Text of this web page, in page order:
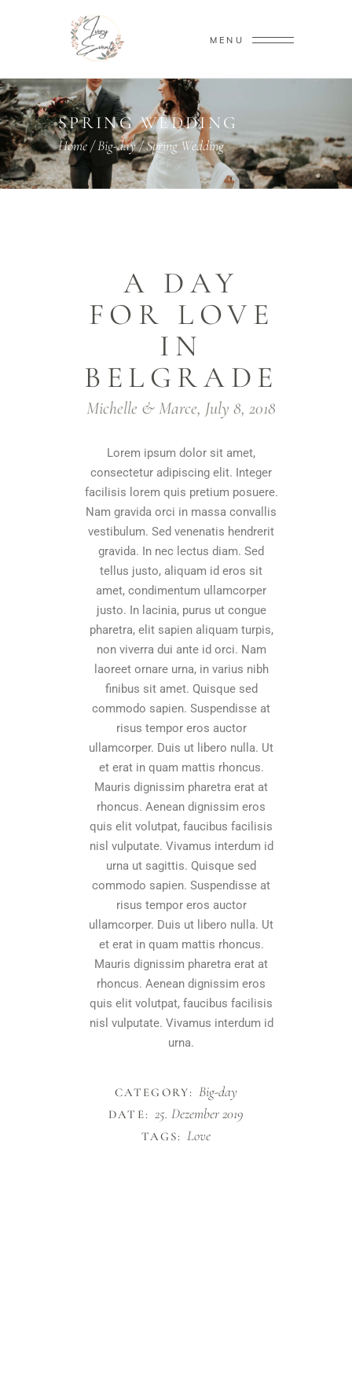
MENU
SPRING WEDDING
Home/Big-day/Spring Wedding
A DAY
FOR LOVE
IN
BELGRADE
Michelle & Marce, July 8, 2018
Lorem ipsum dolor sit amet,
consectetur adipiscing elit. Integer
facilisis lorem quis pretium posuere.
Nam gravida orci in massa convallis
vestibulum. Sed venenatis hendrerit
gravida. In nec lectus diam. Sed
tellus justo, aliquam id eros sit
amet, condimentum ullamcorper
justo. In lacinia, purus ut congue
pharetra, elit sapien aliquam turpis,
non viverra dui ante id orci. Nam
laoreet ornare urna, in varius nibh
finibus sit amet. Quisque sed
commodo sapien. Suspendisse at
risus tempor eros auctor
ullamcorper. Duis ut libero nulla. Ut
et erat in quam mattis rhoncus.
Mauris dignissim pharetra erat at
rhoncus. Aenean dignissim eros
quis elit volutpat, faucibus facilisis
nisl vulputate. Vivamus interdum id
urna ut sagittis. Quisque sed
commodo sapien. Suspendisse at
risus tempor eros auctor
ullamcorper. Duis ut libero nulla. Ut
et erat in quam mattis rhoncus.
Mauris dignissim pharetra erat at
rhoncus. Aenean dignissim eros
quis elit volutpat, faucibus facilisis
nisl vulputate. Vivamus interdum id
urna.
CATEGORY: Big-day
DATE: 25. Dezember 2019
TAGS: Love